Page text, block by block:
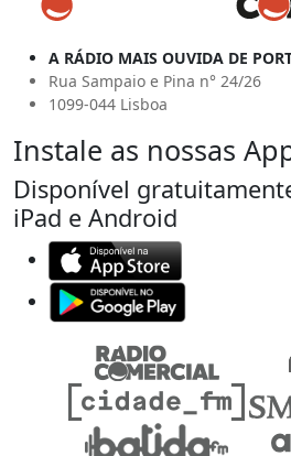
A RÁDIO MAIS OUVIDA DE
Rua Sampaio e Pina n° 24/26
1099-044 Lisboa
Instale as nossas
Disponível
iPad e Android